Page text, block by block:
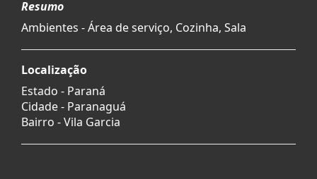
Resumo
Ambientes - Área de serviço, Cozinha, Sala
Localização
Estado - Paraná
Cidade - Paranaguá
Bairro -Vila Garcia